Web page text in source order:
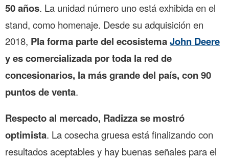
50 años. La unidad número uno está exhibida en el
stand, como homenaje. Desde su adquisición en
2018, Pla forma parte del ecosistemaJohn Deere
y es comercializada por toda la red de
concesionarios, la más grande del país, con 90
puntos de venta.
Respecto al mercado, Radizza se mostró
optimista. La cosecha gruesa está finalizando con
resultados aceptables y hay buenas señales para el